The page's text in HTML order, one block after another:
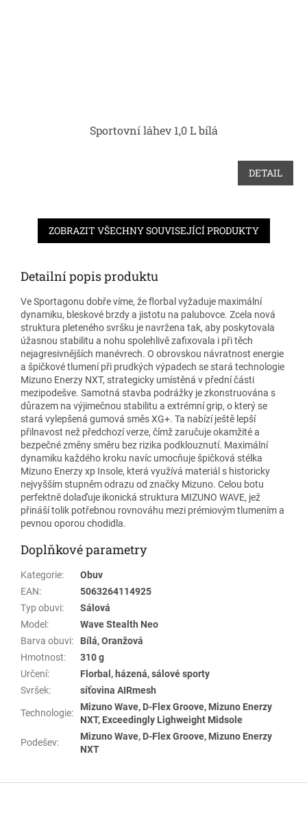
Sportovní láhev 1,0 L bílá
DETAIL
ZOBRAZIT VŠECHNY SOUVISEJÍCÍ PRODUKTY
Detailní popis produktu
Ve Sportagonu dobře víme, že florbal vyžaduje maximální
dynamiku, bleskové brzdy a jistotu na palubovce. Zcela nová
struktura pleteného svršku je navržena tak, aby poskytovala
úžasnou stabilitu a nohu spolehlivě zafixovala i při těch
nejagresivnějších manévrech. O obrovskou návratnost energie
a špičkové tlumení při prudkých výpadech se stará technologie
Mizuno Enerzy NXT, strategicky umístěná v přední části
mezipodešve. Samotná stavba podrážky je zkonstruována s
důrazem na výjimečnou stabilitu a extrémní grip, o který se
stará vylepšená gumová směs XG+. Ta nabízí ještě lepší
přilnavost než předchozí verze, čímž zaručuje okamžité a
bezpečné změny směru bez rizika podklouznutí. Maximální
dynamiku každého kroku navíc umocňuje špičková stélka
Mizuno Enerzy xp Insole, která využívá materiál s historicky
nejvyšším stupněm odrazu od značky Mizuno. Celou botu
perfektně dolaďuje ikonická struktura MIZUNO WAVE, jež
přináší tolik potřebnou rovnováhu mezi prémiovým tlumením a
pevnou oporou chodidla.
Doplňkové parametry
Kategorie:
Obuv
EAN:
5063264114925
Typ obuvi:
Sálová
Model :
Wave Stealth Neo
Barva obuvi:
Bílá, Oranžová
Hmotnost:
310 g
Určení:
Florbal, házená, sálové sporty
Svršek: síťovina AIRmesh
Technologie:
Mizuno Wave, D-Flex Groove, Mizuno Enerzy
NXT, Exceedingly Lighweight Midsole
Podešev:
Mizuno Wave, D-Flex Groove, Mizuno Enerzy
NXT
Z